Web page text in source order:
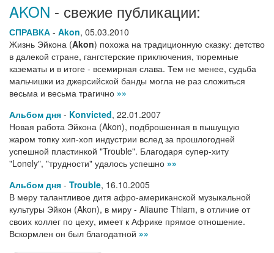
AKON - свежие публикации:
СПРАВКА - Akon, 05.03.2010
Жизнь Эйкона (Akon) похожа на традиционную сказку: детство
в далекой стране, гангстерские приключения, тюремные
казематы и в итоге - всемирная слава. Тем не менее, судьба
мальчишки из джерсийской банды могла не раз сложиться
весьма и весьма трагично »»
Альбом дня - Konvicted, 22.01.2007
Новая работа Эйкона (Akon), подброшенная в пышущую
жаром топку хип-хоп индустрии вслед за прошлогодней
успешной пластинкой "Trouble". Благодаря супер-хиту
"Lonely", "трудности" удалось успешно »»
Альбом дня - Trouble, 16.10.2005
В меру талантливое дитя афро-американской музыкальной
культуры Эйкон (Akon), в миру - Aliaune Thiam, в отличие от
своих коллег по цеху, имеет к Африке прямое отношение.
Вскормлен он был благодатной »»